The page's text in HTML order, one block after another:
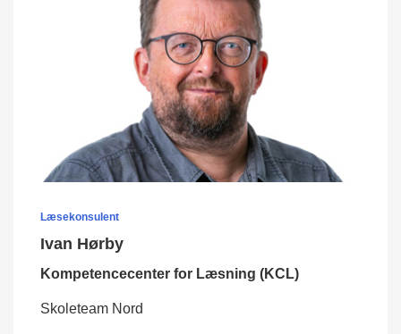
Læsekonsulent
Ivan Hørby
Kompetencecenter for Læsning (KCL)
Skoleteam Nord